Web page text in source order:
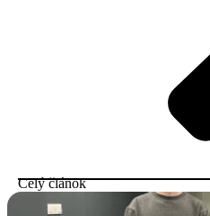
Celý článok